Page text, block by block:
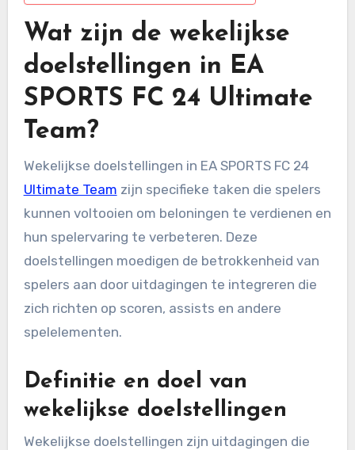
Wat zijn de wekelijkse
doelstellingen in EA
SPORTS FC 24 Ultimate
Team?
Wekelijkse doelstellingen in EA SPORTS FC 24
Ultimate Team zijn specifieke taken die spelers
kunnen voltooien om beloningen te verdienen en
hun spelervaring te verbeteren. Deze
doelstellingen moedigen de betrokkenheid van
spelers aan door uitdagingen te integreren die
zich richten op scoren, assists en andere
spelelementen.
Definitie en doel van
wekelijkse doelstellingen
Wekelijkse doelstellingen zijn uitdagingen die